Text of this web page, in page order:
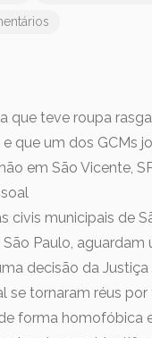
que teve roupa
que um dos GCMs
em São Vicente,
civis municipais de
Paulo, aguardam
decisão da
se tornaram réus
forma homofóbica